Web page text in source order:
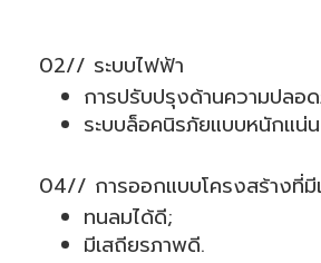
02// ระบบไฟฟ้า
การปรับปรุงด้านความปลอ
ระบบล็อคนิรภัยแบบหนักแน่น
04// การออกแบบโครงสร้างที่มี
ทนลมได้ดี;
มีเสถียรภาพดี.